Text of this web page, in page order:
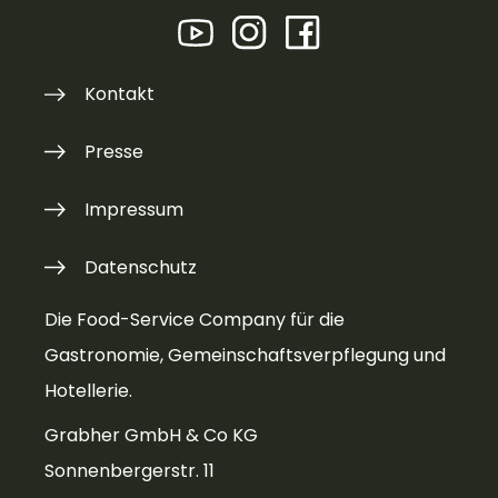
Die Food-Service Company für die
Gastronomie, Gemeinschaftsverpflegung und
Hotellerie.
Grabher GmbH & Co KG
Sonnenbergerstr. 11
Kontakt
Presse
Impressum
Datenschutz